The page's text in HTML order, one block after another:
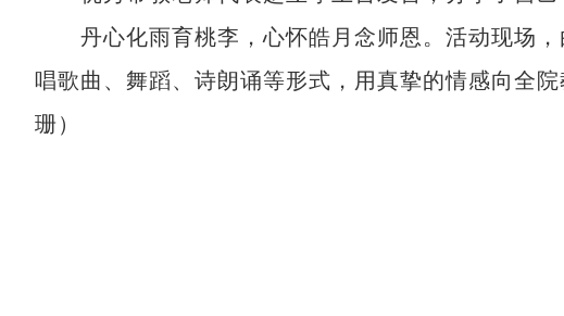
丹心化雨育桃李，心怀皓月念师恩。活动现场，
唱歌曲、舞蹈、诗朗诵等形式，用真挚的情感向全
珊）